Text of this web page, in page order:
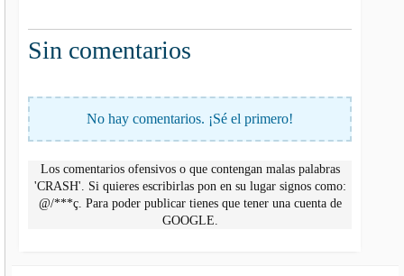
Sin comentarios
No hay comentarios. ¡Sé el primero!
Los comentarios ofensivos o que contengan malas palabras
'CRASH'. Si quieres escribirlas pon en su lugar signos como:
@/***ç. Para poder publicar tienes que tener una cuenta de
GOOGLE.